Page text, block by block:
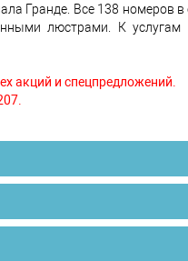
Гранде. Все 138 номеров
люстрами. К услугам
акций и спецпредложений.